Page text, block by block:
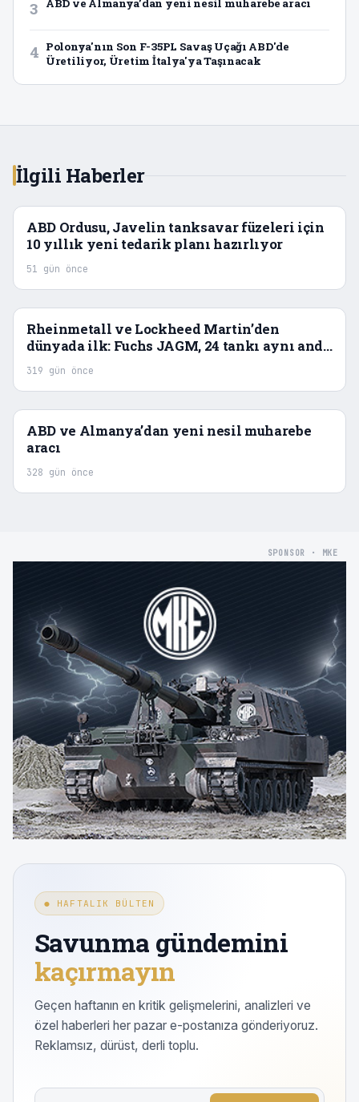
3 ABD ve Almanya’dan yeni nesil muharebe aracı
4 Polonya'nın Son F-35PL Savaş Uçağı ABD'de
Üretiliyor, Üretim İtalya'ya Taşınacak
İlgili Haberler
ABD Ordusu, Javelin tanksavar füzeleri için
10 yıllık yeni tedarik planı hazırlıyor
51 gün önce
Rheinmetall ve Lockheed Martin’den
dünyada ilk: Fuchs JAGM, 24 tankı aynı anda
vurabiliyor
319 gün önce
ABD ve Almanya’dan yeni nesil muharebe
aracı
328 gün önce
SPONSOR · MKE
● HAFTALIK BÜLTEN
Savunma gündemini
kaçırmayın
Geçen haftanın en kritik gelişmelerini, analizleri ve
özel haberleri her pazar e-postanıza gönderiyoruz.
Reklamsız, dürüst, derli toplu.